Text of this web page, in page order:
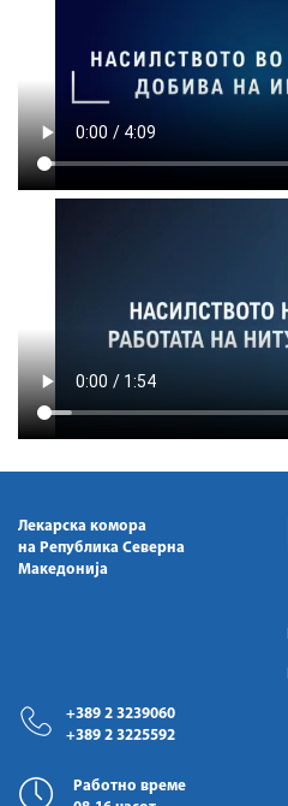
Лекарска комора
на Република Северна
Македонија
+389 2 3239060
+389 2 3225592
Работно време